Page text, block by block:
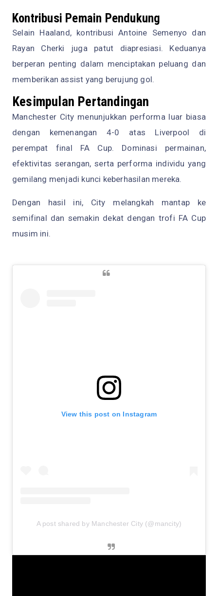
Kontribusi Pemain Pendukung
Selain Haaland, kontribusi Antoine Semenyo dan
Rayan Cherki juga patut diapresiasi. Keduanya
berperan penting dalam menciptakan peluang dan
memberikan assist yang berujung gol.
Kesimpulan Pertandingan
Manchester City menunjukkan performa luar biasa
dengan kemenangan 4-0 atas Liverpool di
perempat final FA Cup. Dominasi permainan,
efektivitas serangan, serta performa individu yang
gemilang menjadi kunci keberhasilan mereka.
Dengan hasil ini, City melangkah mantap ke
semifinal dan semakin dekat dengan trofi FA Cup
musim ini.
View this post on Instagram
A post shared by Manchester City (@mancity)